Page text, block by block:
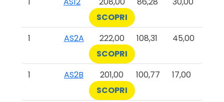
SCOPRI
1
AS2A 222,00 108,31
45,00
SCOPRI
1
AS2B 201,00 100,77
17,00
SCOPRI